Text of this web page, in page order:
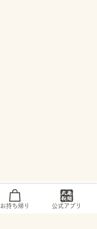
お持ち帰り 公式アプリ